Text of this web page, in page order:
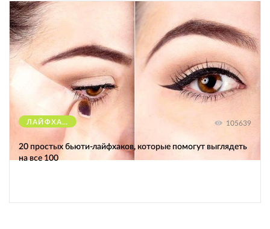
ЛАЙФХАКИ 105639
20 простых бьюти-лайфхаков, которые помогут выглядеть
на все 100